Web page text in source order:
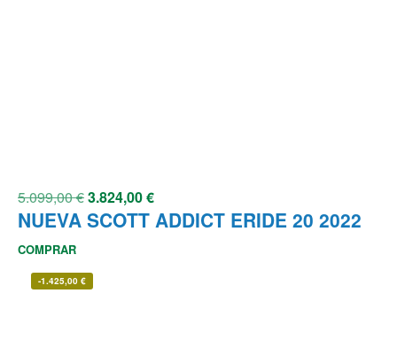
5.099,00€3.824,00€
NUEVA SCOTT ADDICT ERIDE 20 2022
COMPRAR
-1.425,00 €